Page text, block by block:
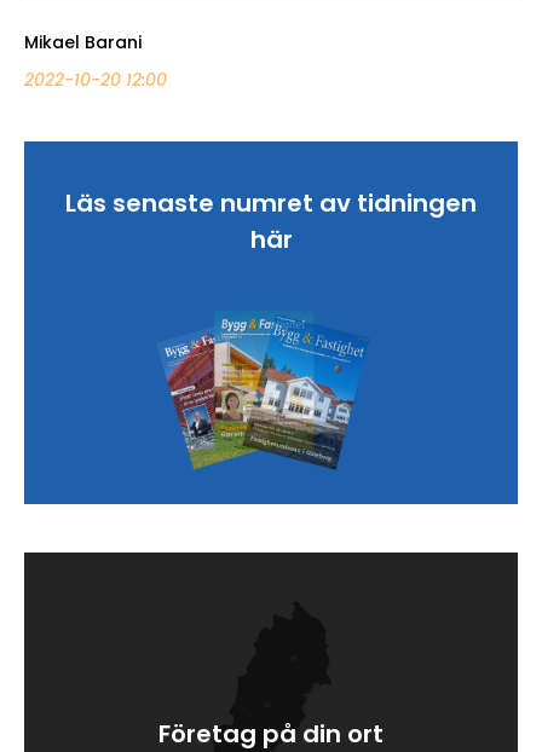
Mikael Barani
2022-10-20 12:00
Läs senaste numret av tidningen
här
Företag på din ort